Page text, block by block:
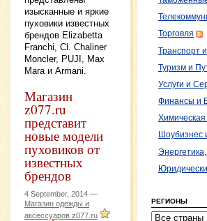
изысканные и яркие
пуховики известных
брендов Elizabetta
Franchi, Cl. Chaliner
Moncler, PUJI, Max
Mara и Armani.
Магазин
z077.ru
представит
новые модели
пуховиков от
известных
брендов
4 September, 2014 —
Магазин одежды и
аксессуаров z077.ru
Торговля
Транспорт
Туризм и
Услуги и
Финансы и
Шоубизнес
РЕГИОНЫ